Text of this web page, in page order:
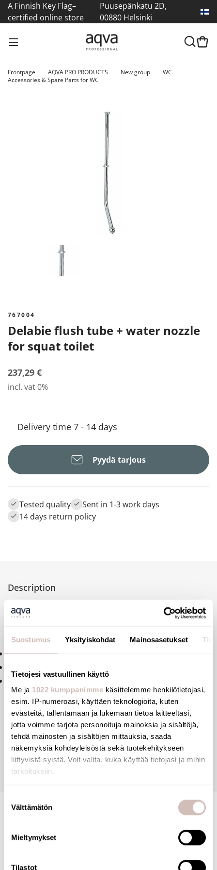
Suostumus Yksityiskohdat Mainosasetukset
Tietojesi vastuullinen käyttö
Me ja 1022 kumppanimme käsittelemme henkilötietojasi,
esim. IP-numeroasi, käyttäen teknologioita, kuten
evästeitä, tallentamaan ja lukemaan tietoa laitteeltasi,
jotta voimme tarjota personoituja mainoksia ja sisältöjä,
tehdä mainosten ja sisältöjen mittauksia, saada
näkemyksiä kohdeyleisöstä sekä tuotekehitykseen
liittyvistä syistä. Voit valita, kuka käyttää tietojasi ja mihin
tarkoituksiin.
Kerätä tietoja maantieteellisestä sijainnistasi,
Tunnistaa laitteesi skannaamalla sen ominaispiirteitä
aktiivisesti (sormenjäljen muodostaminen)
voit määrittää asetuksesi
. Voit muuttaa
valinta
Välttämätön
Mieltymykset
Tilastot
A Finnish Key Flag–
certified online store
Puusepänkatu 2D,
00880 Helsinki
Frontpage AQVA PRO PRODUCTS New group
WC
Accessories & Spare Parts for WC
767004
Delabie flush tube + water nozzle
for squat toilet
237,29 €
incl. vat 0%
Delivery time 7 - 14 days
Pyydä tarjous
Tested quality
Sent in 1-3 work days
14 days return policy
Description
Flush tube
Chrome-plated brass flush tube Ø 32 mm angled 45°
10-year warranty
Reviews
Questions